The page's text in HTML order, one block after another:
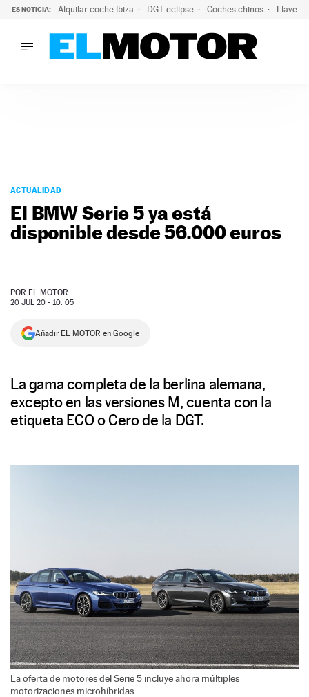
ES NOTICIA: Alquilar coche Ibiza DGT eclipse Coches chinos Llaves
PODCAST
MOTOS
TECNOLOGÍA
SUPERCOCHES
SERVICIOS
NEWSLETTER
ACTUALIDAD
El BMW Serie 5 ya está
disponible desde 56.000 euros
POR EL MOTOR
20 JUL 20 - 10: 05
Añadir EL MOTOR en Google
La gama completa de la berlina alemana,
excepto en las versiones M, cuenta con la
etiqueta ECO o Cero de la DGT.
La oferta de motores del Serie 5 incluye ahora múltiples
motorizaciones microhíbridas.